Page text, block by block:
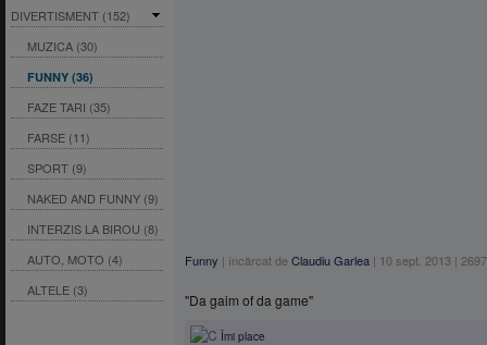
DIVERTISMENT (152)
MUZICA (30)
FUNNY (36)
FAZE TARI (35)
FARSE (11)
SPORT (9)
NAKED AND FUNNY (9)
INTERZIS LA BIROU (8)
AUTO, MOTO (4)
ALTELE (3)
Funny | încărcat deClaudiu Garlea | 10 sept. 2013 | 2697
"Da gaim of da game"
Îmi place